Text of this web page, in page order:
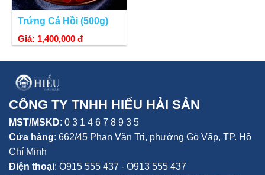
Trứng Cá Hồi (500g)
Giá: 1,400,000 đ
CÔNG TY TNHH HIẾU HẢI SẢN
MST/MSKD: 0 3 1 4 6 7 8 9 3 5
Cửa hàng: 662/45 Phan Văn Trị, phường Gò Vấp, TP. Hồ
Chí Minh
Điện thoại: O915 555 437 - O913 555 437